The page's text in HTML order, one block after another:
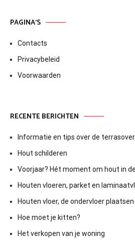
PAGINA’S
Contacts
Privacybeleid
Voorwaarden
RECENTE BERICHTEN
Informatie en tips over de
Hout schilderen
Voorjaar? Hét moment om hout in
Houten vloeren, parket en
Houten vloer, de ondervloer plaatsen
Hoe moet je kitten?
Het verkopen van je woning